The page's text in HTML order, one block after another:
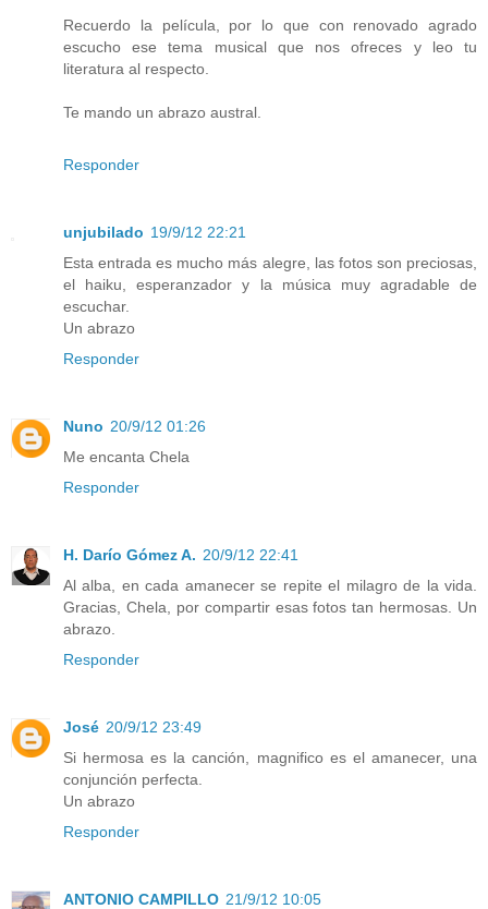
Recuerdo la película, por lo que con renovado agrado
escucho ese tema musical que nos ofreces y leo tu
literatura al respecto.
Te mando un abrazo austral.
Responder
unjubilado 19/9/12 22:21
Esta entrada es mucho más alegre, las fotos son preciosas,
el haiku, esperanzador y la música muy agradable de
escuchar.
Un abrazo
Responder
Nuno 20/9/12 01:26
Me encanta Chela
Responder
H. Darío Gómez A. 20/9/12 22:41
Al alba, en cada amanecer se repite el milagro de la vida.
Gracias, Chela, por compartir esas fotos tan hermosas. Un
abrazo.
Responder
José 20/9/12 23:49
Si hermosa es la canción, magnifico es el amanecer, una
conjunción perfecta.
Un abrazo
Responder
ANTONIO CAMPILLO 21/9/12 10:05